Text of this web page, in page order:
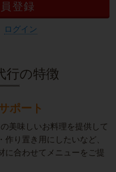
登録
ログイン
行の特徴
ポート
美味しいお料理を提供して
作り置き用にしたいなど、
に合わせてメニューをご提